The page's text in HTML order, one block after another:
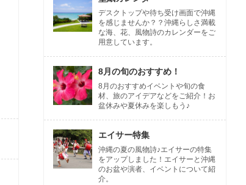
デスクトップや待ち受け画面で沖縄
を感じませんか？？沖縄らしさ満載
な海、花、風物詩のカレンダーをご
用意しています。
8月の旬のおすすめ！
8月のおすすめイベントや旬の食
材、旅のアイデアなどをご紹介！お
盆休みや夏休みを楽しもう♪
エイサー特集
沖縄の夏の風物詩♪エイサーの特集
をアップしました！エイサーと沖縄
のお盆や演者、イベントについて紹
介。